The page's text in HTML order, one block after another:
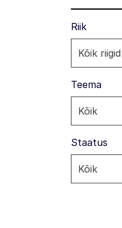
Riik
Teema
Staatus